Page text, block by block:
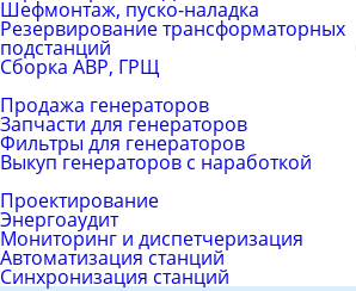
Шефмонтаж, пуско-наладка
Резервирование трансформаторных
подстанций
Сборка АВР, ГРЩ
Каталог товаров
Продажа генераторов
Запчасти для генераторов
Фильтры для генераторов
Выкуп генераторов с наработкой
ЕРС (контракт)
Проектирование
Энергоаудит
Мониторинг и диспетчеризация
Автоматизация станций
Синхронизация станций